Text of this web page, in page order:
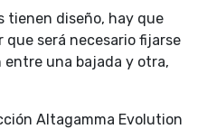
tienen diseño, hay que
que será necesario fijarse
una bajada y otra,
Altagamma Evolution